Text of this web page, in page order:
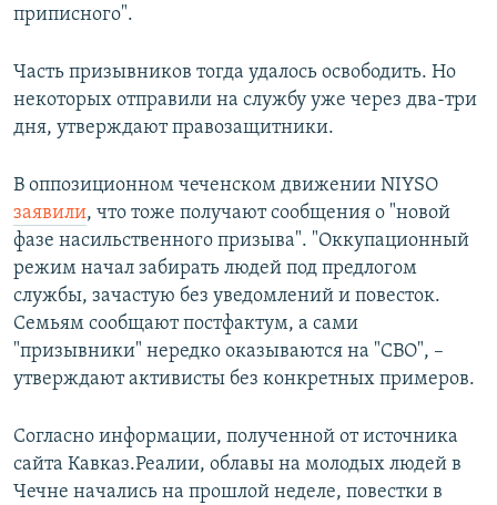
приписного".
Часть призывников тогда удалось освободить. Но
некоторых отправили на службу уже через два-три
дня, утверждают правозащитники.
В оппозиционном чеченском движении NIYSO
заявили, что тоже получают сообщения о "новой
фазе насильственного призыва". "Оккупационный
режим начал забирать людей под предлогом
службы, зачастую без уведомлений и повесток.
Семьям сообщают постфактум, а сами
"призывники" нередко оказываются на "СВО", –
утверждают активисты без конкретных примеров.
Согласно информации, полученной от источника
сайта Кавказ.Реалии, облавы на молодых людей в
Чечне начались на прошлой неделе, повестки в